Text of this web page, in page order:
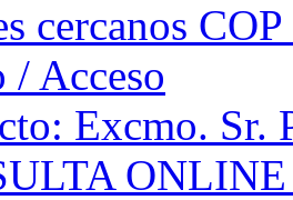
cercanos
/ Acceso
Excmo. Sr.